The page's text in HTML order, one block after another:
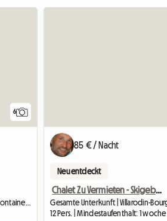
6
Unterkunft beim Gastgeber | Salins-Fontaine (73600) | 17 M2
85 € / Nacht
Neu entdeckt
Chalet Zu Vermieten - Skigebiet - 12 Betten
12 Pers. | Mindestaufenthalt: 1 woche